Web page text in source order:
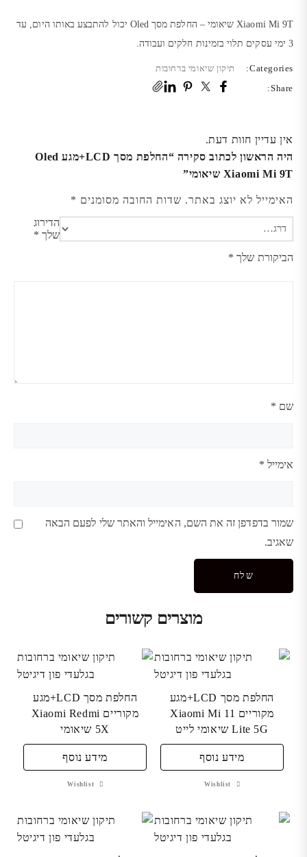
Xiaomi Mi 9T שיאומי – החלפת מסך Oled יכול להתבצע באותו היום, עד
3 ימי עסקים תלוי בזמינות חלקים ועבודה.
Categories:
תיקון שיאומי ברחובות
Share:
אין עדיין חוות דעת.
היה הראשון לכתוב סקירה “החלפת מסך LCD+מגע Oled
Xiaomi Mi 9T שיאומי”
האימייל לא יוצג באתר. שדות החובה מסומנים *
הדירוג
שלך *
הביקורת שלך *
שם *
אימייל *
שמור בדפדפן זה את השם, האימייל והאתר שלי לפעם הבאה
שאגיב.
מוצרים קשורים
החלפת מסך LCD+מגע
מקוריים Xiaomi Mi 11
Lite 5G שיאומי לייט
מידע נוסף
Wishlist
החלפת מסך LCD+מגע
מקוריים Xiaomi Redmi
5X שיאומי
מידע נוסף
Wishlist